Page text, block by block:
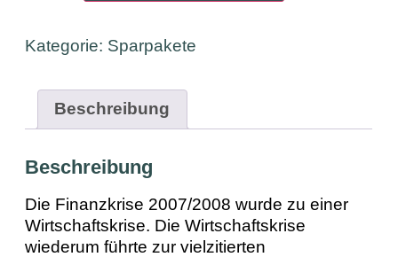
Kategorie: Sparpakete
Beschreibung
Beschreibung
Die Finanzkrise 2007/2008 wurde zu einer
Wirtschaftskrise. Die Wirtschaftskrise
wiederum führte zur vielzitierten